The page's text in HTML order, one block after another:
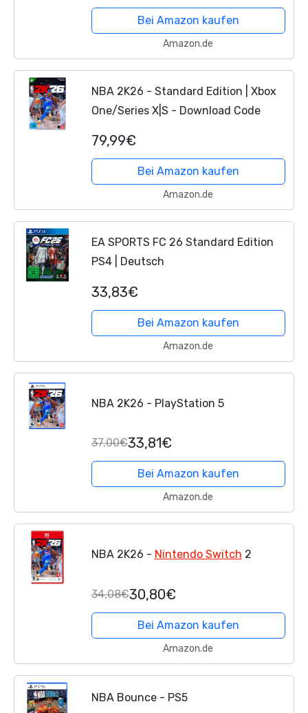
Bei Amazon kaufen
Amazon.de
NBA 2K26 - Standard Edition | Xbox
One/Series X|S - Download Code
79,99€
Bei Amazon kaufen
Amazon.de
EA SPORTS FC 26 Standard Edition
PS4 | Deutsch
33,83€
Bei Amazon kaufen
Amazon.de
NBA 2K26 - PlayStation 5
37,00€33,81€
Bei Amazon kaufen
Amazon.de
NBA 2K26 - Nintendo Switch 2
34,08€30,80€
Bei Amazon kaufen
Amazon.de
NBA Bounce - PS5